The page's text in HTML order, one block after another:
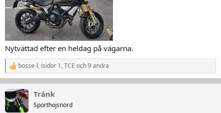
Nytvättad efter en heldag på vägarna.
R
e
a
k
t
i
bosse-l, isidor 1,TCE och 9 andra
Tränk
Sporthojsnörd